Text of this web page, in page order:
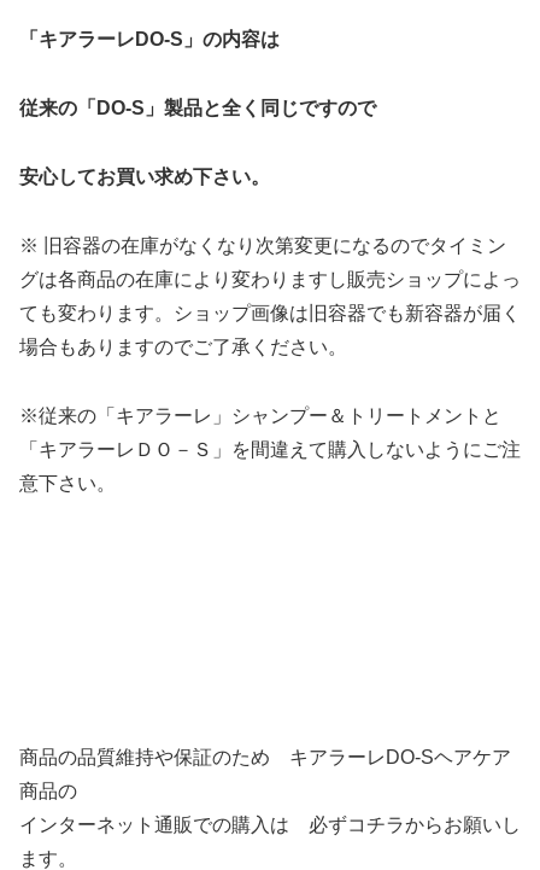
「キアラーレDO-S」の内容は
従来の「DO-S」製品と全く同じですので
安心してお買い求め下さい。
※ 旧容器の在庫がなくなり次第変更になるのでタイミン
グは各商品の在庫により変わりますし販売ショップによっ
ても変わります。ショップ画像は旧容器でも新容器が届く
場合もありますのでご了承ください。
※従来の「キアラーレ」シャンプー＆トリートメントと
「キアラーレＤＯ－Ｓ」を間違えて購入しないようにご注
意下さい。
商品の品質維持や保証のため キアラーレDO-Sヘアケア
商品の
インターネット通販での購入は 必ずコチラからお願いし
ます。